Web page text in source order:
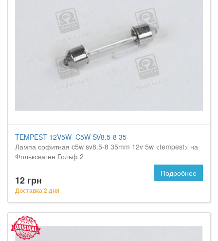
TEMPEST 12V5W_C5W SV8.5-8 35
Лампа софитная c5w sv8.5-8 35mm 12v 5w <tempest> на
Фольксваген Гольф 2
12 грн
Доставка 2 дня
Подробнее